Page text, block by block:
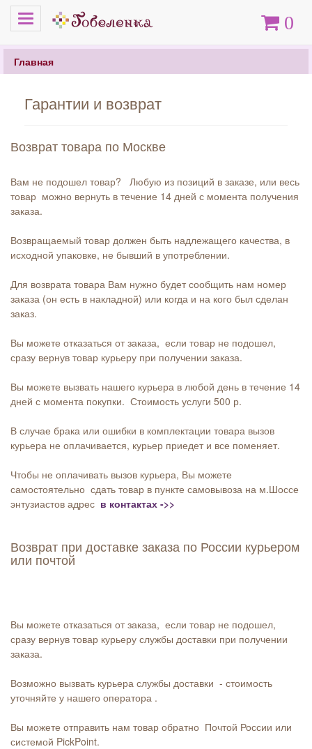
Меню Корзина
0
Главная
Гарантии и возврат
Возврат товара по Москве
Вам не подошел товар? Любую из позиций в заказе, или весь
товар можно вернуть в течение 14 дней с момента получения
заказа.
Возвращаемый товар должен быть надлежащего качества, в
исходной упаковке, не бывший в употреблении.
Для возврата товара Вам нужно будет сообщить нам номер
заказа (он есть в накладной) или когда и на кого был сделан
заказ.
Вы можете отказаться от заказа, если товар не подошел,
сразу вернув товар курьеру при получении заказа.
Вы можете вызвать нашего курьера в любой день в течение 14
дней с момента покупки. Стоимость услуги 500 р.
В случае брака или ошибки в комплектации товара вызов
курьера не оплачивается, курьер приедет и все поменяет.
Чтобы не оплачивать вызов курьера, Вы можете
самостоятельно сдать товар в пункте самовывоза на м.Шоссе
энтузиастов адрес в контактах ->>
Возврат при доставке заказа по России курьером
или почтой
Вы можете отказаться от заказа, если товар не подошел,
сразу вернув товар курьеру службы доставки при получении
заказа.
Возможно вызвать курьера службы доставки - стоимость
уточняйте у нашего оператора .
Вы можете отправить нам товар обратно Почтой России или
системой PickPoint.